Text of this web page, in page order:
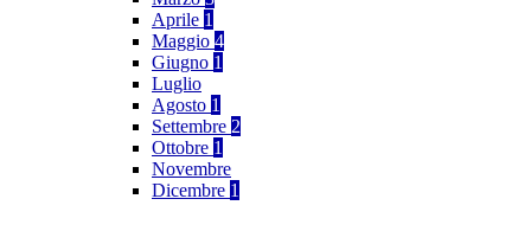
Aprile 1
Maggio 4
Giugno 1
Luglio
Agosto 1
Settembre 2
Ottobre 1
Novembre
Dicembre 1